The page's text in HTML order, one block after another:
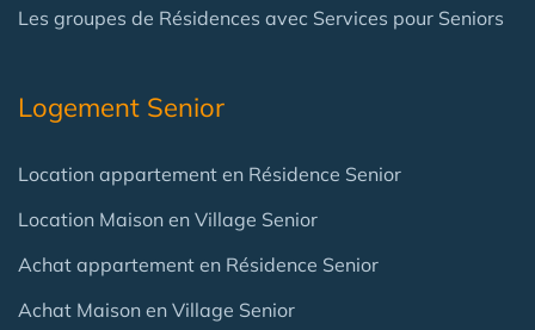
Les groupes de Résidences avec Services pour Seniors
Logement Senior
Location appartement en Résidence Senior
Location Maison en Village Senior
Achat appartement en Résidence Senior
Achat Maison en Village Senior